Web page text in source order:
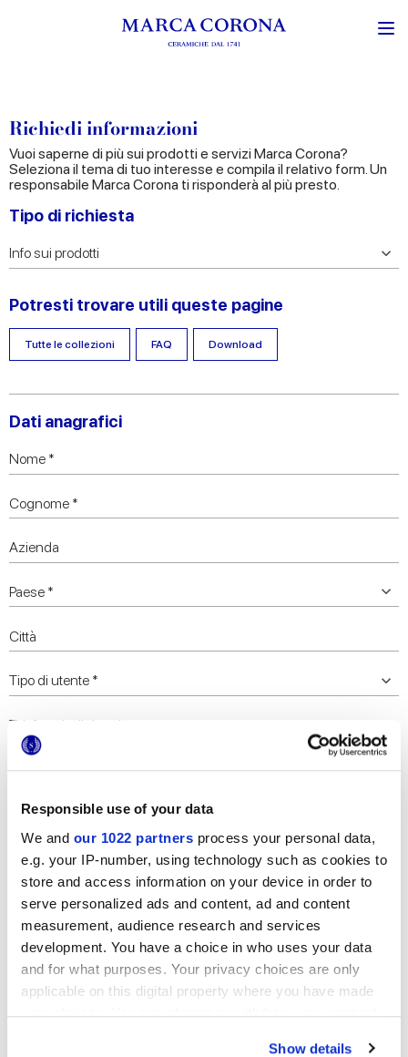
Responsible use of your data
We and our 1022 partners process your personal data,
e.g. your IP-number, using technology such as cookies to
store and access information on your device in order to
serve personalized ads and content, ad and content
measurement, audience research and services
development. You have a choice in who uses your data
and for what purposes. Your privacy choices are only
applicable on this digital property where you have made
your choices. You can change or withdraw your consent
Show details
Richiedi informazioni
Vuoi saperne di più sui prodotti e servizi Marca Corona?
Seleziona il tema di tuo interesse e compila il relativo form. Un
responsabile Marca Corona ti risponderà al più presto.
Tipo di richiesta
Potresti trovare utili queste pagine
Tutte le collezioni FAQ Download
Dati anagrafici
Collezioni di interesse